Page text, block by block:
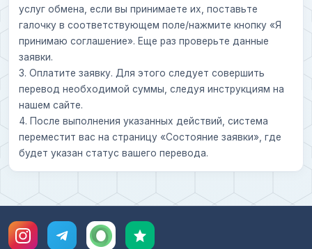
услуг обмена, если вы принимаете их, поставьте
галочку в соответствующем поле/нажмите кнопку «Я
принимаю соглашение». Еще раз проверьте данные
заявки.
3. Оплатите заявку. Для этого следует совершить
перевод необходимой суммы, следуя инструкциям на
нашем сайте.
4. После выполнения указанных действий, система
переместит вас на страницу «Состояние заявки», где
будет указан статус вашего перевода.